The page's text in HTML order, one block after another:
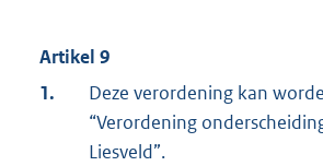
Artikel 9
1.
Deze verordening kan
“Verordening
Liesveld”.